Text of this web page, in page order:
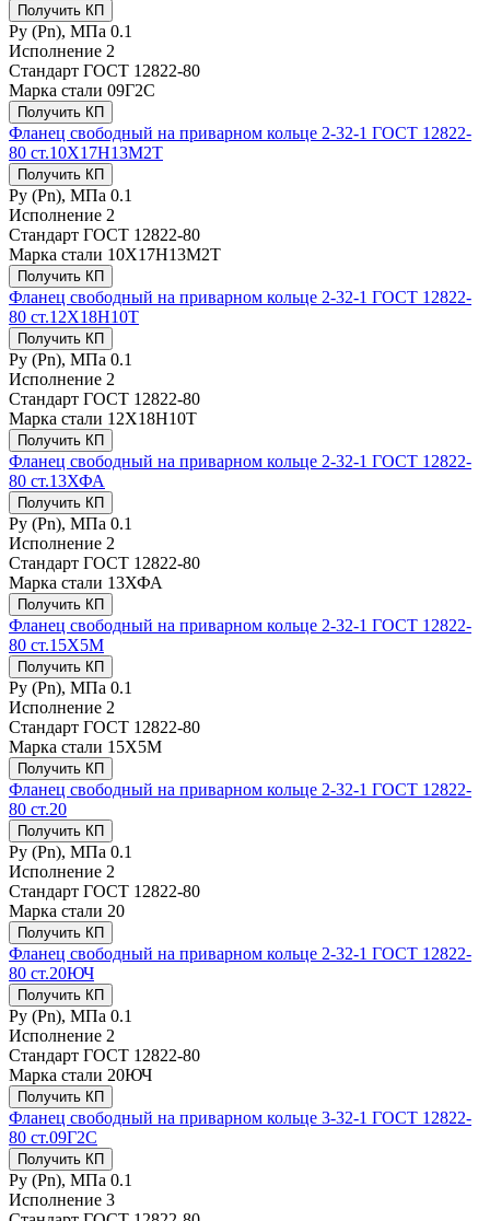
Получить КП
Ру (Рn), МПа 0.1
Исполнение 2
Стандарт ГОСТ 12822-80
Марка стали 09Г2С
Получить КП
Фланец свободный на приварном кольце 2-32-1 ГОСТ 12822-
80 ст.10Х17Н13М2Т
Получить КП
Ру (Рn), МПа 0.1
Исполнение 2
Стандарт ГОСТ 12822-80
Марка стали 10Х17Н13М2Т
Получить КП
Фланец свободный на приварном кольце 2-32-1 ГОСТ 12822-
80 ст.12Х18Н10Т
Получить КП
Ру (Рn), МПа 0.1
Исполнение 2
Стандарт ГОСТ 12822-80
Марка стали 12Х18Н10Т
Получить КП
Фланец свободный на приварном кольце 2-32-1 ГОСТ 12822-
80 ст.13ХФА
Получить КП
Ру (Рn), МПа 0.1
Исполнение 2
Стандарт ГОСТ 12822-80
Марка стали 13ХФА
Получить КП
Фланец свободный на приварном кольце 2-32-1 ГОСТ 12822-
80 ст.15Х5М
Получить КП
Ру (Рn), МПа 0.1
Исполнение 2
Стандарт ГОСТ 12822-80
Марка стали 15Х5М
Получить КП
Фланец свободный на приварном кольце 2-32-1 ГОСТ 12822-
80 ст.20
Получить КП
Ру (Рn), МПа 0.1
Исполнение 2
Стандарт ГОСТ 12822-80
Марка стали 20
Получить КП
Фланец свободный на приварном кольце 2-32-1 ГОСТ 12822-
80 ст.20ЮЧ
Получить КП
Ру (Рn), МПа 0.1
Исполнение 2
Стандарт ГОСТ 12822-80
Марка стали 20ЮЧ
Получить КП
Фланец свободный на приварном кольце 3-32-1 ГОСТ 12822-
80 ст.09Г2С
Получить КП
Ру (Рn), МПа 0.1
Исполнение 3